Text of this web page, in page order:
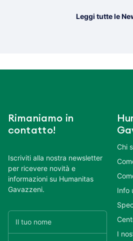
Leggi tutte le
Rimaniamo in
contatto!
Iscriviti alla nostra newsletter
per ricevere novità e
informazioni su Humanitas
Gavazzeni.
Chi
Info
I